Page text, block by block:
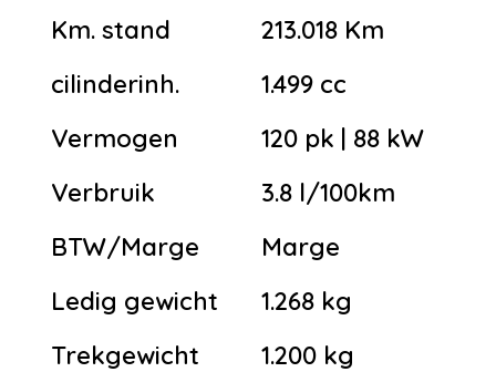
Km. stand
213.018 Km
cilinderinh.
1.499 cc
Vermogen
120 pk | 88 kW
Verbruik
3.8 l/100km
BTW/Marge
Marge
Ledig gewicht
1.268 kg
Trekgewicht
1.200 kg